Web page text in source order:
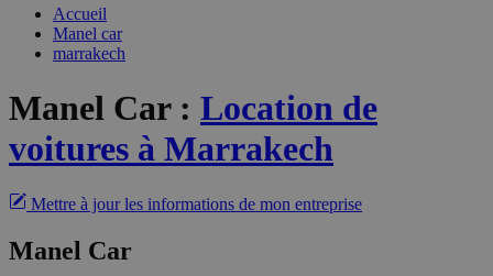
Accueil
Manel car
marrakech
Manel Car: Location de
voitures à Marrakech
Mettre à jour les informations de mon entreprise
Manel Car